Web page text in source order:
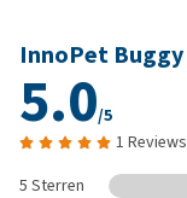
InnoPet
5.0/5
1 Reviews
5 Sterren